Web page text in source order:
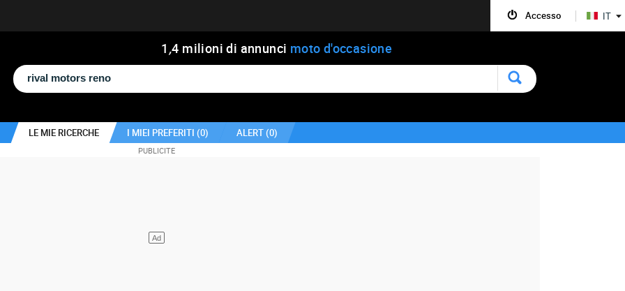
1 ,4 milioni di annunci moto d'occasione
LE MIE RICERCHE I MIEI PREFERITI (0) ALERT (0)
Accesso IT